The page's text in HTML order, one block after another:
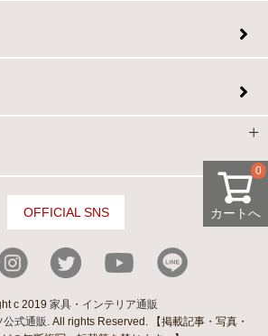
カートへ
0
OFFICIAL SNS
c 2019 家具・インテリア通販
公式通販 . All rights Reserved. 【掲載記事・写真・